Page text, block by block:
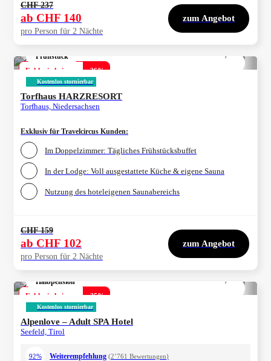
CHF 237
ab CHF 140
pro Person für 2 Nächte
zum Angebot
Frühstück
Exklusiv bei uns
-36%
Kostenlos stornierbar
Torfhaus HARZRESORT
Torfhaus, Niedersachsen
Exklusiv für Travelcircus Kunden:
Im Doppelzimmer: Tägliches Frühstücksbuffet
In der Lodge: Voll ausgestattete Küche & eigene Sauna
Nutzung des hoteleigenen Saunabereichs
CHF 159
ab CHF 102
pro Person für 2 Nächte
zum Angebot
Halbpension
Exklusiv bei uns
-35%
Kostenlos stornierbar
Alpenlove – Adult SPA Hotel
Seefeld, Tirol
92% Weiterempfehlung (2’761 Bewertungen)